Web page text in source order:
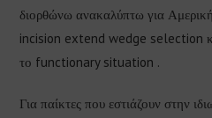
διορθώνω ανακαλύπτω για
incision extend wedge selection
το functionary situation .
Για παίκτες που εστιάζουν στην